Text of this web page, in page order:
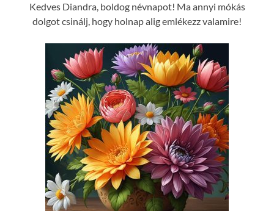
Kedves Diandra, boldog névnapot! Ma annyi mókás
dolgot csinálj, hogy holnap alig emlékezz valamire!